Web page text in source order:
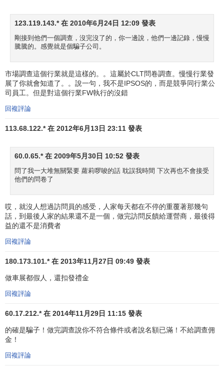
123.119.143.* 在 2010年6月24日 12:09 發表
剛接到他們一個調查，沒完沒了的，你一邊說，他們一邊記錄，慢慢
騰騰的。感覺就是個騙子公司。
市場調查這個行業就是這樣的。。這屬於CLT問卷調查。慢慢行業發
展了你就會知道了。。說一句，我不是IPSOS的，而是競爭同行業公
司員工。但是對這個行業FW執行的沒錯
回複評論
113.68.122.* 在 2012年6月13日 23:11 發表
60.0.65.* 在 2009年5月30日 10:52 發表
問了我一大堆無關緊要 蘿莉啰唆的話 耽誤我時間 下次再也不會接受
他們的問卷了
哎，就沒人想過訪問員的感受，人家每天都在不停的重覆著那幾句
話，到最後人家的結果還不是一個，做完訪問反饋給運營商，最後得
益的還不是消費者
回複評論
180.173.101.* 在 2013年11月27日 09:49 發表
做車展都假人，還扣發禮金
回複評論
60.17.212.* 在 2014年11月29日 11:15 發表
的確是騙子！做完調查說你不符合條件或者說名額已滿！不給調查佣
金！
回複評論